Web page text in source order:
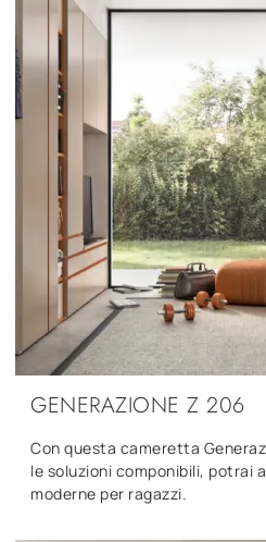
GENERAZIONE Z 206
Con questa cameretta
le soluzioni componibili, potrai
moderne per ragazzi.